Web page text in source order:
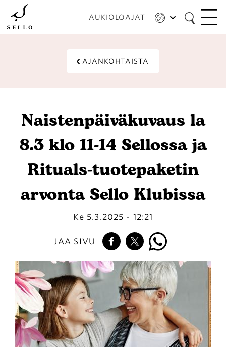
Hyppää
pääsisältöön
AUKIOLOAJAT
AJANKOHTAISTA
Naistenpäiväkuvaus la
8.3 klo 11-14 Sellossa ja
Rituals-tuotepaketin
arvonta Sello Klubissa
Ke 5.3.2025 - 12:21
JAA SIVU